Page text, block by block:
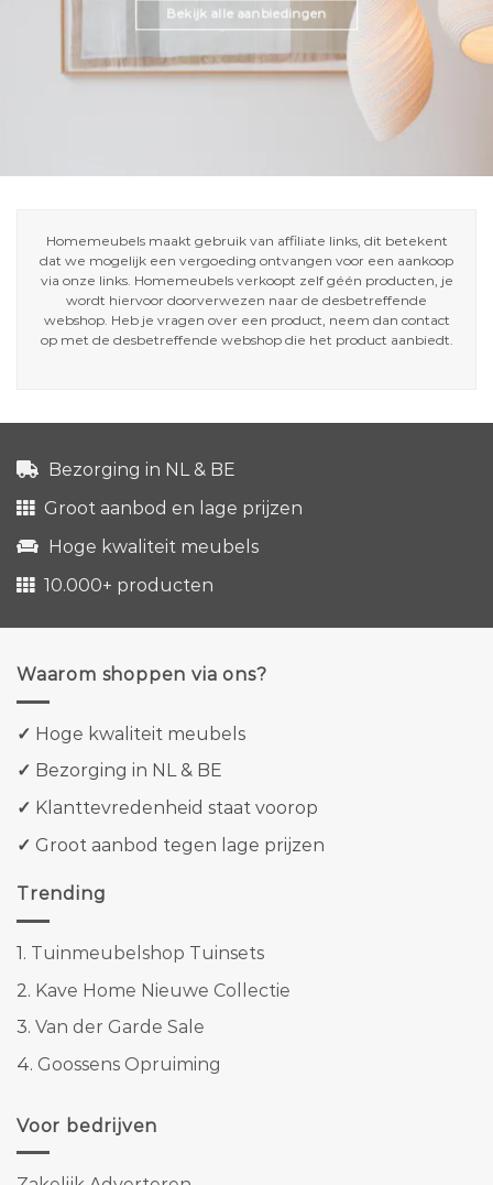
Bekijk alle aanbiedingen
Homemeubels maakt gebruik van affiliate links, dit betekent
dat we mogelijk een vergoeding ontvangen voor een aankoop
via onze links. Homemeubels verkoopt zelf géén producten, je
wordt hiervoor doorverwezen naar de desbetreffende
webshop. Heb je vragen over een product, neem dan contact
op met de desbetreffende webshop die het product aanbiedt.
Bezorging in NL & BE
Groot aanbod en lage prijzen
Hoge kwaliteit meubels
10.000+ producten
Waarom shoppen via ons?
✓ Hoge kwaliteit meubels
✓ Bezorging in NL & BE
✓ Klanttevredenheid staat voorop
✓ Groot aanbod tegen lage prijzen
Trending
1. Tuinmeubelshop Tuinsets
2. Kave Home Nieuwe Collectie
3. Van der Garde Sale
4. Goossens Opruiming
Voor bedrijven